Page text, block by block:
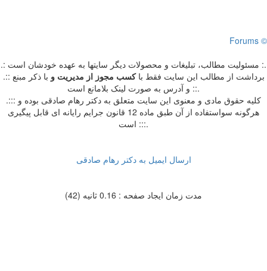
Forums ©
.: مسئوليت مطالب، تبليغات و محصولات ديگر سايتها به عهده خودشان است :.
.:: برداشت از مطالب اين سايت فقط باکسب مجوز از مدیریت و با ذکر مبنع
و آدرس به صورت لینک بلامانع است ::.
.::: کلیه حقوق مادی و معنوی این سایت متعلق به دکتر رهام صادقی بوده و
هرگونه سواستفاده از آن طبق ماده 12 قانون جرایم رایانه ای قابل پیگیری
است :::.
ارسال ایمیل به دکتر رهام صادقی
مدت زمان ایجاد صفحه : 0.16 ثانیه (42)